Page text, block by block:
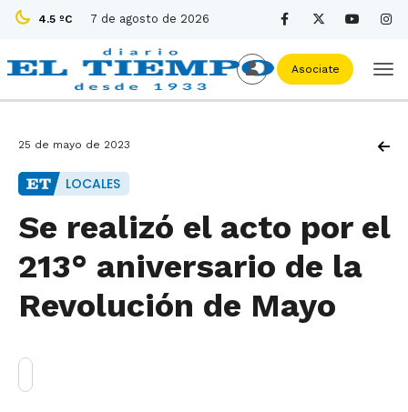
4.5 ºC 7 de agosto de 2026
Asociate
25 de mayo de 2023
LOCALES
Se realizó el acto por el
213° aniversario de la
Revolución de Mayo